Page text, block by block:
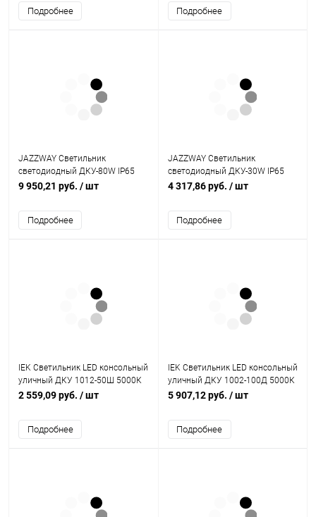
Подробнее Подробнее
JAZZWAY Светильник
светодиодный ДКУ-80W IP65
8800Лм 5000К (5005808)
9 950,21 руб. / шт
Подробнее
JAZZWAY Светильник
светодиодный ДКУ-30W IP65
3400Лм 5000К (5005761)
4 317,86 руб. / шт
Подробнее
IEK Светильник LED консольный
уличный ДКУ 1012-50Ш 5000К
IP65 серый (LDKU1-1012-050-
2 559,09 руб. / шт
Подробнее
IEK Светильник LED консольный
уличный ДКУ 1002-100Д 5000К
IP65 серый (LDKU0-1002-100-
5 907,12 руб. / шт
Подробнее